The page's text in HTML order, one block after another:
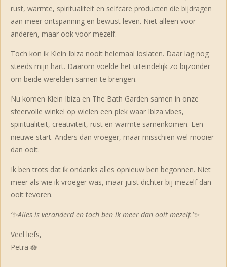
rust, warmte, spiritualiteit en selfcare producten die bijdragen
aan meer ontspanning en bewust leven. Niet alleen voor
anderen, maar ook voor mezelf.
Toch kon ik Klein Ibiza nooit helemaal loslaten. Daar lag nog
steeds mijn hart. Daarom voelde het uiteindelijk zo bijzonder
om beide werelden samen te brengen.
Nu komen Klein Ibiza en The Bath Garden samen in onze
sfeervolle winkel op wielen een plek waar Ibiza vibes,
spiritualiteit, creativiteit, rust en warmte samenkomen. Een
nieuwe start. Anders dan vroeger, maar misschien wel mooier
dan ooit.
Ik ben trots dat ik ondanks alles opnieuw ben begonnen. Niet
meer als wie ik vroeger was, maar juist dichter bij mezelf dan
ooit tevoren.
‘✨️Alles is veranderd en toch ben ik meer dan ooit mezelf.’✨️
Veel liefs,
Petra 🪷